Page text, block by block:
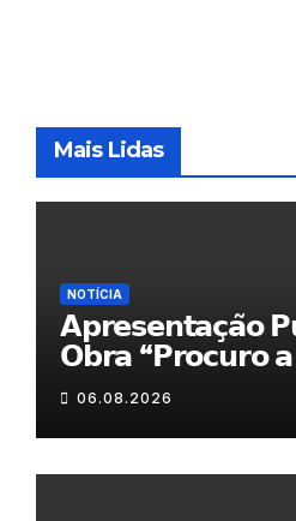
Mais Lidas
NOTÍCIA
𝗔𝗽𝗿𝗲𝘀𝗲𝗻𝘁𝗮𝗰̧𝗮̃𝗼
𝗢𝗯𝗿𝗮 “𝗣𝗿𝗼𝗰𝘂𝗿𝗼 𝗮
𝗲𝗹𝗮 𝗺𝗼𝗿𝗮 𝗰𝗼𝗺𝗶𝗴𝗼”
06.08.2026